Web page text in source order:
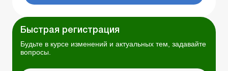
Быстрая регистрация
Будьте в курсе изменений и актуальных тем, задавайте
вопросы.